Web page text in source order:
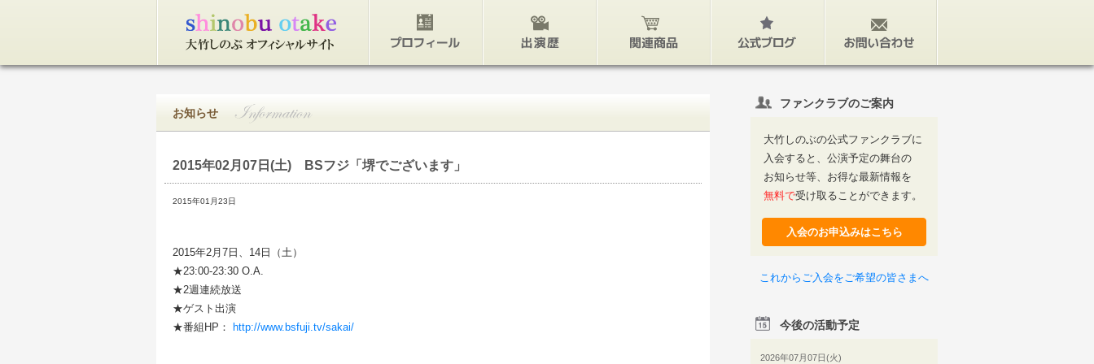
お知らせ
2015年02月07日(土) BSフジ「堺でございます」
2015年01月23日
2015年2月7日、14日（土）
★23:00-23:30 O.A.
★2週連続放送
★ゲスト出演
★番組HP：
http://www.bsfuji.tv/sakai/
ファンクラブのご案内
大竹しのぶの公式ファンクラブに
入会すると、公演予定の舞台の
お知らせ等、お得な最新情報を
無料で受け取ることができます。
入会のお申込みはこちら
これからご入会をご希望の皆さまへ
今後の活動予定
2026年07月07日(火)